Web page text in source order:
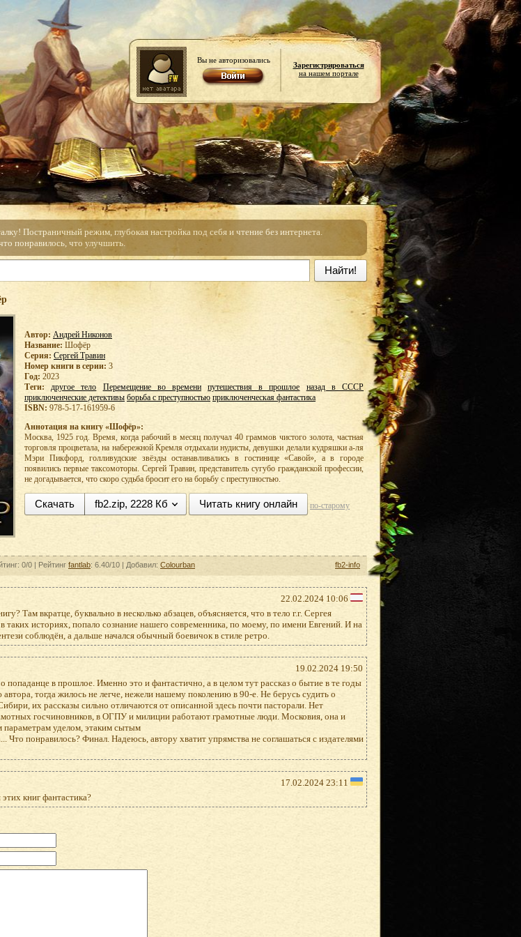
Вы не авторизовались
Зарегистрироваться
на нашем портале
Постраничный режим, глубокая настройка под себя и чтение без интернета.
понравилось, что улучшить.
Найти!
Автор: Андрей Никонов
Название: Шофёр
Серия: Сергей Травин
Номер книги в серии: 3
Год: 2023
Теги:
другое тело Перемещение во времени путешествия в прошлое
назад в СССР
приключенческие детективы борьба с преступностью приключенческая фантастика
ISBN: 978-5-17-161959-6
Аннотация на книгу «Шофёр»:
Москва, 1925 год. Время, когда рабочий в месяц получал 40 граммов чистого золота, частная
торговля процветала, на набережной Кремля отдыхали нудисты, девушки делали кудряшки а-ля
Мэри Пикфорд, голливудские звёзды останавливались в гостинице «Савой», а в городе
появились первые таксомоторы. Сергей Травин, представитель сугубо гражданской профессии,
не догадывается, что скоро судьба бросит его на борьбу с преступностью.
Скачать fb2.zip, 2228 Кб Читать книгу онлайн по-старому
0/0 | Рейтинг fantlab: 6.40/10 | Добавил: Colourban fb2-info
22.02.2024 10:06
Там вкратце, буквально в несколько абзацев, объясняется, что в тело г.г. Сергея
таких историях, попало сознание нашего современника, по моему, по имени Евгений. И на
соблюдён, а дальше начался обычный боевичок в стиле ретро.
19.02.2024 19:50
попаданце в прошлое. Именно это и фантастично, а в целом тут рассказ о бытие в те годы
тогда жилось не легче, нежели нашему поколению в 90-е. Не берусь судить о
их рассказы сильно отличаются от описанной здесь почти пасторали. Нет
госчиновников, в ОГПУ и милиции работают грамотные люди. Московия, она и
уделом, этаким сытым
Что понравилось? Финал. Надеюсь, автору хватит упрямства не соглашаться с издателями
17.02.2024 23:11
книг фантастика?